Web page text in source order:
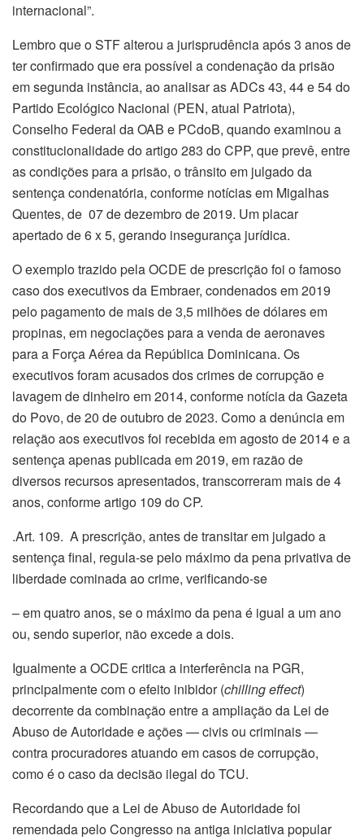
internacional”.
Lembro que o STF alterou a jurisprudência após 3 anos de
ter confirmado que era possível a condenação da prisão
em segunda instância, ao analisar as ADCs 43, 44 e 54 do
Partido Ecológico Nacional (PEN, atual Patriota),
Conselho Federal da OAB e PCdoB, quando examinou a
constitucionalidade do artigo 283 do CPP, que prevê, entre
as condições para a prisão, o trânsito em julgado da
sentença condenatória, conforme notícias em Migalhas
Quentes, de 07 de dezembro de 2019. Um placar
apertado de 6 x 5, gerando insegurança jurídica.
O exemplo trazido pela OCDE de prescrição foi o famoso
caso dos executivos da Embraer, condenados em 2019
pelo pagamento de mais de 3,5 milhões de dólares em
propinas, em negociações para a venda de aeronaves
para a Força Aérea da República Dominicana. Os
executivos foram acusados dos crimes de corrupção e
lavagem de dinheiro em 2014, conforme notícia da Gazeta
do Povo, de 20 de outubro de 2023. Como a denúncia em
relação aos executivos foi recebida em agosto de 2014 e a
sentença apenas publicada em 2019, em razão de
diversos recursos apresentados, transcorreram mais de 4
anos, conforme artigo 109 do CP.
.Art. 109. A prescrição, antes de transitar em julgado a
sentença final, regula-se pelo máximo da pena privativa de
liberdade cominada ao crime, verificando-se
– em quatro anos, se o máximo da pena é igual a um ano
ou, sendo superior, não excede a dois.
Igualmente a OCDE critica a interferência na PGR,
principalmente com o efeito inibidor (chilling effect)
decorrente da combinação entre a ampliação da Lei de
Abuso de Autoridade e ações — civis ou criminais —
contra procuradores atuando em casos de corrupção,
como é o caso da decisão ilegal do TCU.
Recordando que a Lei de Abuso de Autoridade foi
remendada pelo Congresso na antiga iniciativa popular